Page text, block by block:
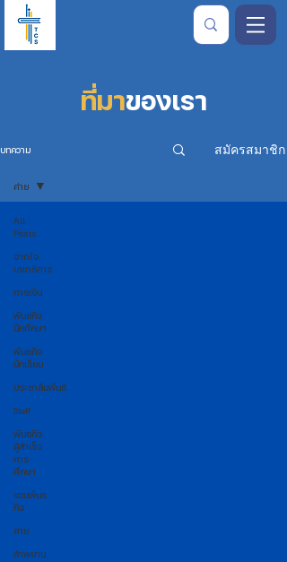
ที่มาของเรา
บทความ สมัครสมาชิก
All
Posts
จากใจ
เลขาธิการ
การเงิน
พันธกิจ
นักศึกษา
พันธกิจ
นักเรียน
ประชาสัมพันธ์
Staff
พันธกิจ
ผู้สำเร็จ
การ
ศึกษา
รวมพันธ
กิจ
ค่าย
คำพยาน
ค่าย